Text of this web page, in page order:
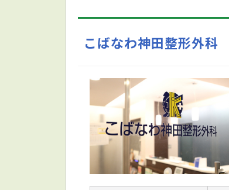
こばなわ神田整形外科